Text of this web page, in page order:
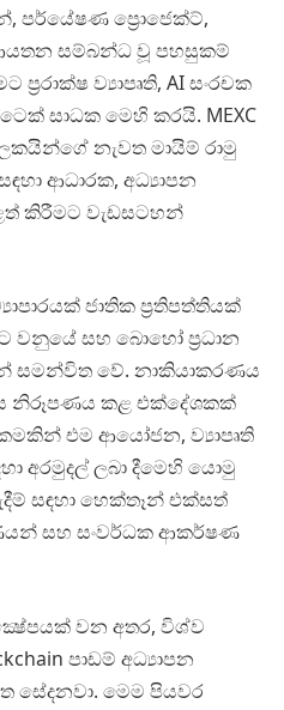
පර්යේෂණ ප්‍රොජෙක්ට්,
ආයතන සම්බන්ධ වූ පහසුකම්
ව්‍යාපෘති, AI සංරචක
සාධක මෙහි කරයි. MEXC
නැවත මායිම් රාමු
ආධාරක, අධ්‍යාපන
කිරීමට වැඩසටහන්
ජාතික ප්‍රතිපත්තියක්
වනුයේ සහ බොහෝ ප්‍රධාන
සමන්විත වේ. නාකියාකරණය
නිරූපණය කළ එක්දේශකක්
එම ආයෝජන, ව්‍යාපෘති
අරමුදල් ලබා දීමෙහි යොමු
සඳහා හෙක්තෑන් එක්සත්
සහ සංවර්ධක ආකර්ෂණ
වන අතර, විශ්ව
පාඩම් අධ්‍යාපන
මෙම පියවර